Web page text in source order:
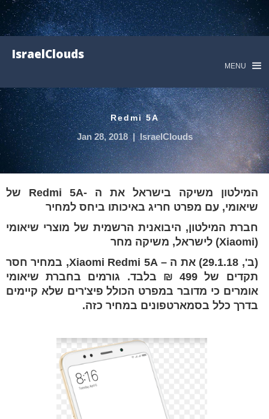
IsraelClouds
MENU
Redmi 5A
IsraelClouds
|
Jan 28, 2018
המילטון משיקה בישראל את ה -Redmi 5A של
שיאומי, עם מפרט חריג באיכותו ביחס למחיר
חברת המילטון, היבואנית הרשמית של מוצרי שיאומי
(Xiaomi) לישראל, משיקה מחר
(ב', 29.1.18) את ה – Xiaomi Redmi 5A, במחיר חסר
תקדים של 499 ₪ בלבד. גורמים בחברת שיאומי
אומרים כי מדובר במפרט הכולל פיצ'רים שלא קיימים
בדרך כלל בסמארטפונים במחיר כזה.